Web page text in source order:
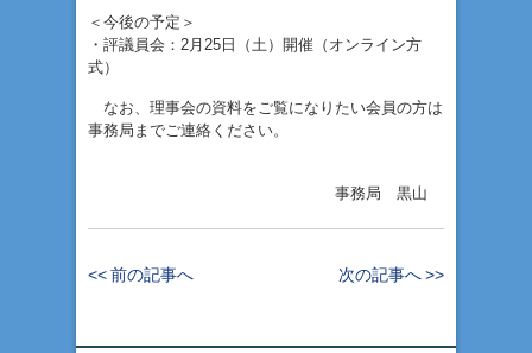
＜今後の予定＞
・評議員会：2月25日（土）開催（オンライン方
式）
なお、理事会の資料をご覧になりたい会員の方は
事務局までご連絡ください。
事務局 黒山
<< 前の記事へ 次の記事へ >>